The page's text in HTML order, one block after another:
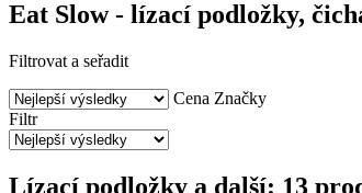
Eat Slow - lízací podložky,
Filtrovat a seřadit
Cena Značky
Filtr
Lízací podložky a další: 13